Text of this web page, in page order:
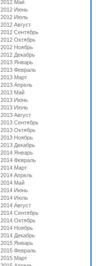
2012 Май
2012 Июнь
2012 Июль
2012 Август
2012 Сентябрь
2012 Октябрь
2012 Ноябрь
2012 Декабрь
2013 Январь
2013 Февраль
2013 Март
2013 Апрель
2013 Май
2013 Июнь
2013 Июль
2013 Август
2013 Сентябрь
2013 Октябрь
2013 Ноябрь
2013 Декабрь
2014 Январь
2014 Февраль
2014 Март
2014 Апрель
2014 Май
2014 Июнь
2014 Июль
2014 Август
2014 Сентябрь
2014 Октябрь
2014 Ноябрь
2014 Декабрь
2015 Январь
2015 Февраль
2015 Март